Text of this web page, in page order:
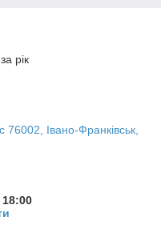
частиною
візерунками
нейтральними
малюнок мав
та на вихідних.
боку, можуть
рік
76002, Івано-Франківськ,